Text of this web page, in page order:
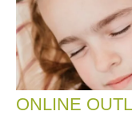
ONLINE